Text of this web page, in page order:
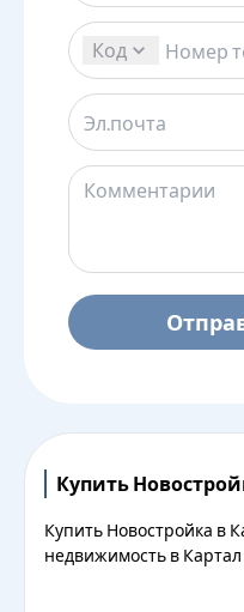
Код
Купить
Купить Новостройка в
недвижимость в Картал